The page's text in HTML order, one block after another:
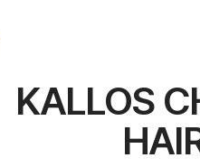
KALLOS